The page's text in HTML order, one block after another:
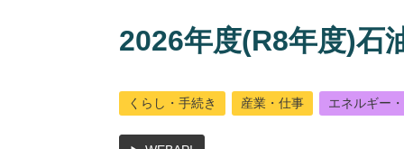
2026年度(R8年度)石
くらし・手続き 産業・仕事 エネルギー